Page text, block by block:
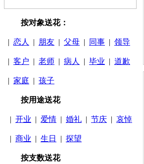
按对象送花：
| 恋人 | 朋友 | 父母 | 同事 | 领导
| 客户 | 老师 | 病人 | 毕业 | 道歉
| 家庭 | 孩子
按用途送花
| 开业 | 爱情 | 婚礼 | 节庆 | 哀悼
| 商业 | 生日 | 探望
按支数送花